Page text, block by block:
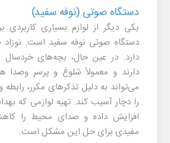
دستگاه صوتی (نوفه سفید)
یکی دیگر از لوازم بسیاری کاربردی
دستگاه صوتی نوفه سفید است. نوزاد
دارد. در عین حال، بچه‌های خردسال
دارند و معمولاً شلوغ و پرسر وصدا
می‌تواند به دلیل تذکرهای مکرر، رابطه
را دچار آسیب کند. تهیه لوازمی که
افزایش داده و صدای محیط را
مفیدی برای حل این مشکل است.